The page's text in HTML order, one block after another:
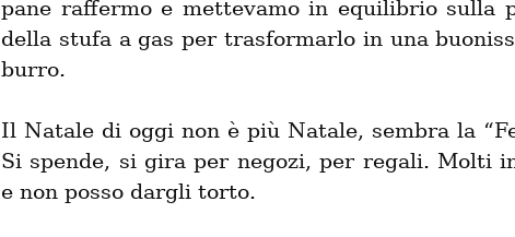
pane raffermo e mettevamo in equilibrio sulla
della stufa a gas per trasformarlo in una
burro.
Il Natale di oggi non è più Natale, sembra la
Si spende, si gira per negozi, per regali. Molti
e non posso dargli torto.